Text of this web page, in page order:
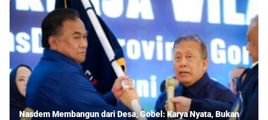
Nasdem Membangun dari Desa, Gobel: Karya Nyata, Bukan